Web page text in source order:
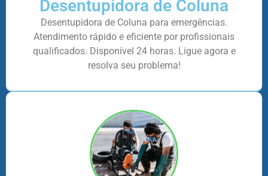
Desentupidora de Coluna
Desentupidora de Coluna para emergências.
Atendimento rápido e eficiente por profissionais
qualificados. Disponível 24 horas. Ligue agora e
resolva seu problema!